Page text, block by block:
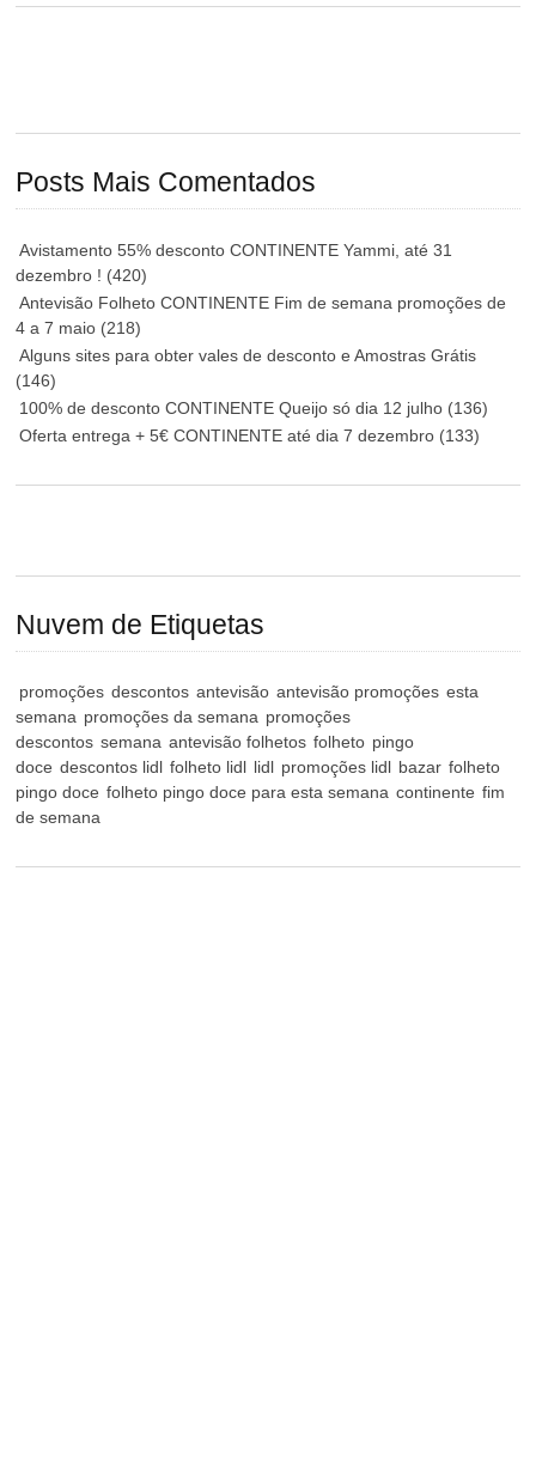
Posts Mais Comentados
Avistamento 55% desconto CONTINENTE Yammi, até 31
dezembro ! (420)
Antevisão Folheto CONTINENTE Fim de semana promoções de
4 a 7 maio (218)
Alguns sites para obter vales de desconto e Amostras Grátis
(146)
100% de desconto CONTINENTE Queijo só dia 12 julho (136)
Oferta entrega + 5€ CONTINENTE até dia 7 dezembro (133)
Nuvem de Etiquetas
promoções descontos antevisão antevisão promoções esta
semana promoções da semana promoções
descontos semana antevisão folhetos folheto pingo
doce descontos lidl folheto lidl lidl promoções lidl bazar folheto
pingo doce folheto pingo doce para esta semana continente fim
de semana